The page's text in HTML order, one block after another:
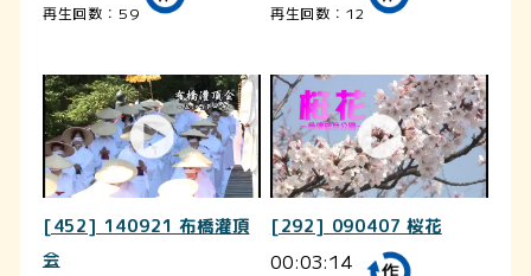
再生回数：59 再生回数：12
[452] 140921 布橋灌頂
会
[292] 090407 桜花
00:03:14